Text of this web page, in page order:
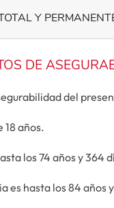
Y
DE
del
18 años.
los 74 años y 364
es hasta los 84 años